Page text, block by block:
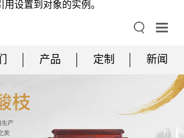
设置到对象的实例。
产品 定制 新闻